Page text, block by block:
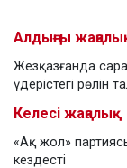
Алдыңғы
Жезқазғанда
үдерістегі рөлін
Келесі жаңалық
«Ақ жол»
кездесті